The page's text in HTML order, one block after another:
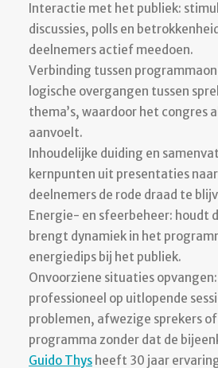
Interactie met het publiek:
discussies, polls en
deelnemers actief meedoen.
Verbinding tussen
logische overgangen tussen
thema’s, waardoor het congres
aanvoelt.
Inhoudelijke duiding en
kernpunten uit presentaties
deelnemers de rode draad te
Energie- en sfeerbeheer: houdt
brengt dynamiek in het
energiedips bij het publiek.
Onvoorziene situaties
professioneel op uitlopende
problemen, afwezige sprekers
programma zonder dat de
Guido Thys heeft 30 jaar